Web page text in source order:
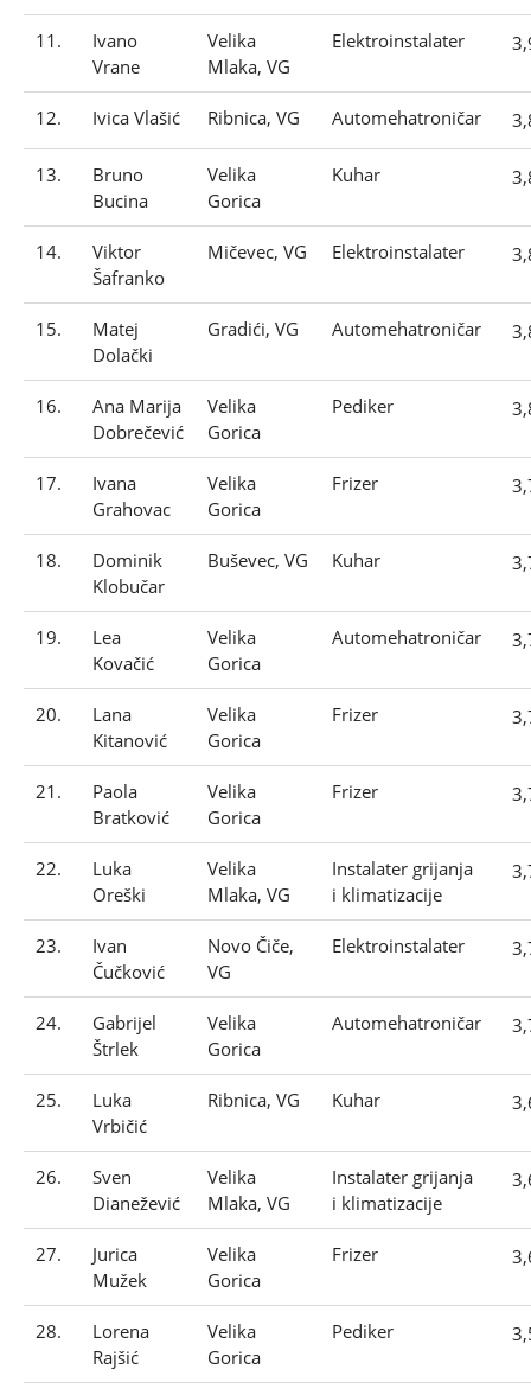
11.
Ivano
Vrane
Velika
Mlaka, VG
Elektroinstalater
12. Ivica Vlašić Ribnica, VG Automehatroničar
13.
Bruno
Bucina
Velika
Gorica
Kuhar
14.
Viktor
Šafranko
Mičevec, VG Elektroinstalater
15.
Matej
Dolački
Gradići, VG Automehatroničar
16.
Ana Marija
Dobrečević
Velika
Gorica
Pediker
17.
Ivana
Grahovac
Velika
Gorica
Frizer
18.
Dominik
Klobučar
Buševec, VG Kuhar
19.
Lea
Kovačić
Velika
Gorica
Automehatroničar
20.
Lana
Kitanović
Velika
Gorica
Frizer
21.
Paola
Bratković
Velika
Gorica
Frizer
22.
Luka
Oreški
Velika
Mlaka, VG
Instalater grijanja
i klimatizacije
23.
Ivan
Čučković
Novo Čiče,
VG
Elektroinstalater
24.
Gabrijel
Štrlek
Velika
Gorica
Automehatroničar
25.
Luka
Vrbičić
Ribnica, VG Kuhar
26.
Sven
Dianežević
Velika
Mlaka, VG
Instalater grijanja
i klimatizacije
27.
Jurica
Mužek
Velika
Gorica
Frizer
28.
Lorena
Rajšić
Velika
Gorica
Pediker